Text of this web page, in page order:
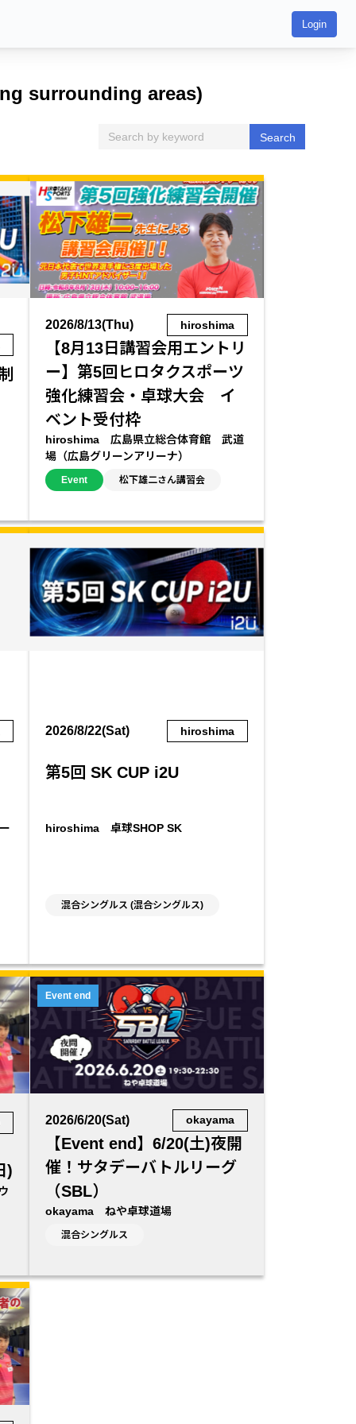
Login
surrounding areas)
Search
2026/8/13(Thu) hiroshima
【8月13日講習会用エントリ
ー】第5回ヒロタクスポーツ
強化練習会・卓球大会 イ
ベント受付枠
hiroshima 広島県立総合体育館 武道
場（広島グリーンアリーナ）
Event 松下雄二さん講習会
2026/8/22(Sat) hiroshima
第5回 SK CUP i2U
hiroshima 卓球SHOP SK
混合シングルス (混合シングルス)
)
Event end
2026/6/20(Sat) okayama
【Event end】6/20(土)夜開
催！サタデーバトルリーグ
（SBL）
okayama ねや卓球道場
混合シングルス